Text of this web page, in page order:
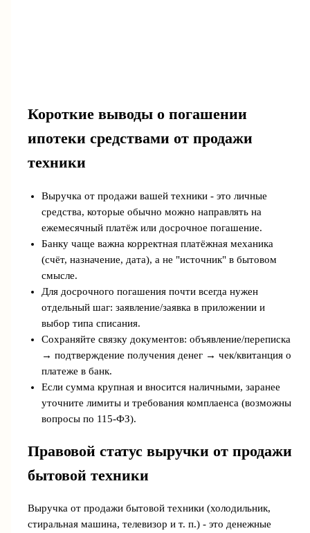
Короткие выводы о погашении
ипотеки средствами от продажи
техники
Выручка от продажи вашей техники - это личные
средства, которые обычно можно направлять на
ежемесячный платёж или досрочное погашение.
Банку чаще важна корректная платёжная механика
(счёт, назначение, дата), а не "источник" в бытовом
смысле.
Для досрочного погашения почти всегда нужен
отдельный шаг: заявление/заявка в приложении и
выбор типа списания.
Сохраняйте связку документов: объявление/переписка
→ подтверждение получения денег → чек/квитанция о
платеже в банк.
Если сумма крупная и вносится наличными, заранее
уточните лимиты и требования комплаенса (возможны
вопросы по 115-ФЗ).
Правовой статус выручки от продажи
бытовой техники
Выручка от продажи бытовой техники (холодильник,
стиральная машина, телевизор и т. п.) - это денежные